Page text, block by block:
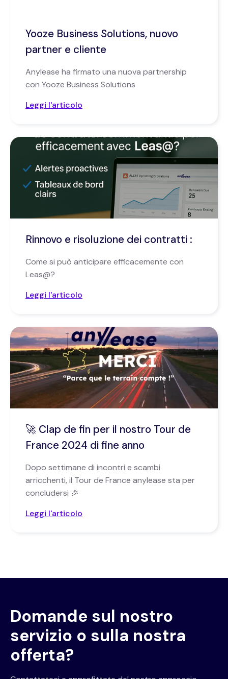
Yooze Business Solutions, nuovo
partner e cliente
Anylease ha firmato una nuova partnership
con Yooze Business Solutions
Leggi l'articolo
Rinnovo e risoluzione dei contratti :
Come si può anticipare efficacemente con
Leas@?
Leggi l'articolo
🚀 Clap de fin per il nostro Tour de
France 2024 di fine anno
Dopo settimane di incontri e scambi
arricchenti, il Tour de France anylease sta per
concludersi 🎉
Leggi l'articolo
Domande sul nostro
servizio o sulla nostra
offerta?